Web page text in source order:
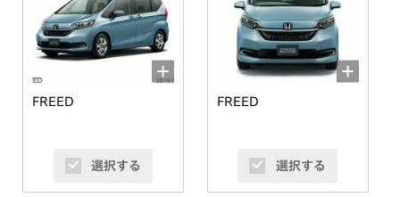
FREED
選択する
FREED
選択する